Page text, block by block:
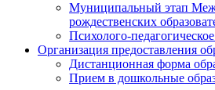
Муниципальный этап
рождественских
Психолого-
Организация предоставления
Дистанционная форма
Прием в дошкольные